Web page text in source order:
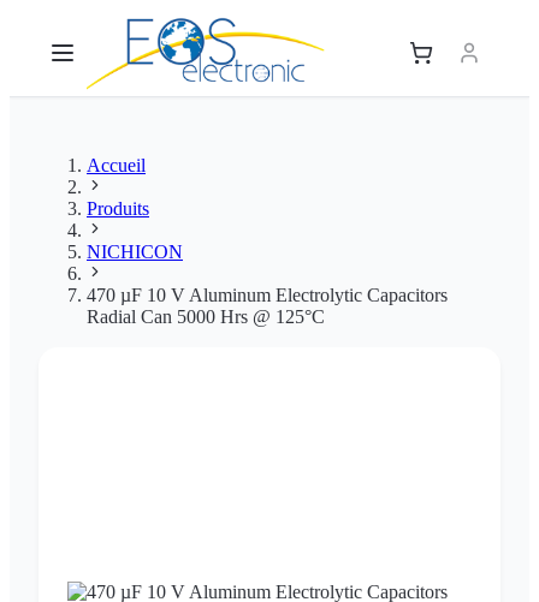
Accueil
Produits
NICHICON
470 µF 10 V Aluminum Electrolytic Capacitors
Radial Can 5000 Hrs @ 125°C